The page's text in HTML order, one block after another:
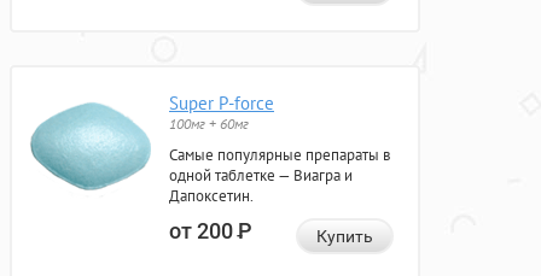
Super P-force
100мг + 60мг
Самые популярные препараты в
одной таблетке — Виагра и
Дапоксетин.
от 200Р Купить